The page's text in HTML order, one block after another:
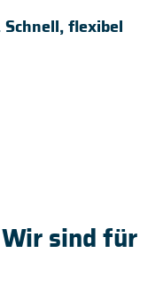
flexibel
sind für